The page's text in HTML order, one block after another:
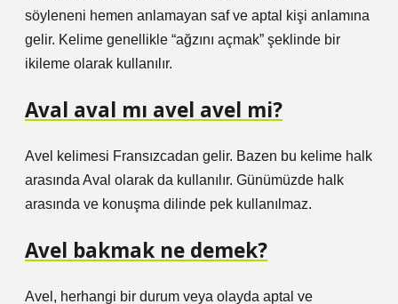
söyleneni hemen anlamayan saf ve aptal kişi anlamına
gelir. Kelime genellikle “ağzını açmak” şeklinde bir
ikileme olarak kullanılır.
Aval aval mı avel avel mi?
Avel kelimesi Fransızcadan gelir. Bazen bu kelime halk
arasında Aval olarak da kullanılır. Günümüzde halk
arasında ve konuşma dilinde pek kullanılmaz.
Avel bakmak ne demek?
Avel, herhangi bir durum veya olayda aptal ve